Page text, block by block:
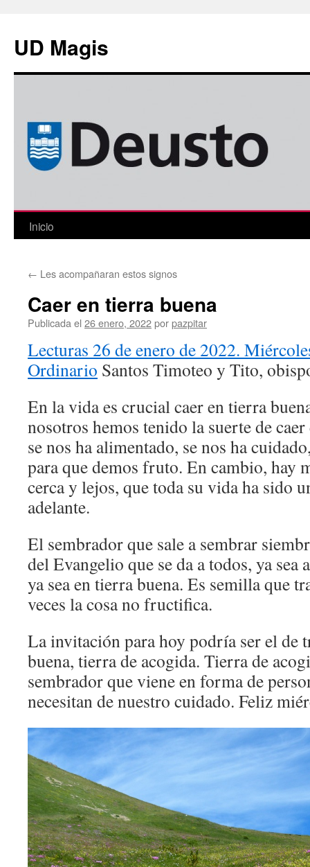
contenido
UD Magis
Inicio
← Les acompañaran estos signos
Caer en tierra buena
Publicada el 26 enero, 2022porpazpitar
Lecturas 26 de enero de 2022.
Ordinario Santos Timoteo y Tito,
En la vida es crucial caer en tierra
nosotros hemos tenido la suerte de
se nos ha alimentado, se nos ha
para que demos fruto. En cambio, hay
cerca y lejos, que toda su vida ha sido
adelante.
El sembrador que sale a sembrar
del Evangelio que se da a todos, ya
ya sea en tierra buena. Es semilla que
veces la cosa no fructifica.
La invitación para hoy podría ser el de
buena, tierra de acogida. Tierra de
sembrador que viene en forma de
necesitan de nuestro cuidado. Feliz